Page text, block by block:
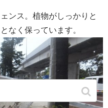
ンス。植物がしっかりと
なく保っています。